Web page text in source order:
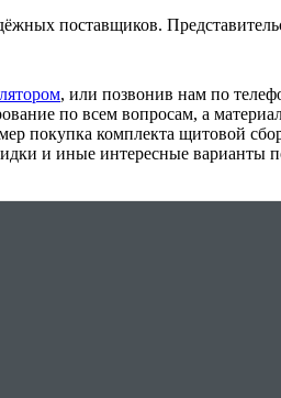
поставщиков.
, или позвонив нам по
по всем вопросам, а
покупка комплекта щитовой
и иные интересные варианты